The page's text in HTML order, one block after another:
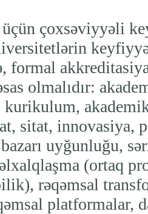
çoxsəviyyəli
formal
olmalıdır:
sitat, innovasiya,
uyğunluğu,
(ortaq
rəqəmsal
platformalar,